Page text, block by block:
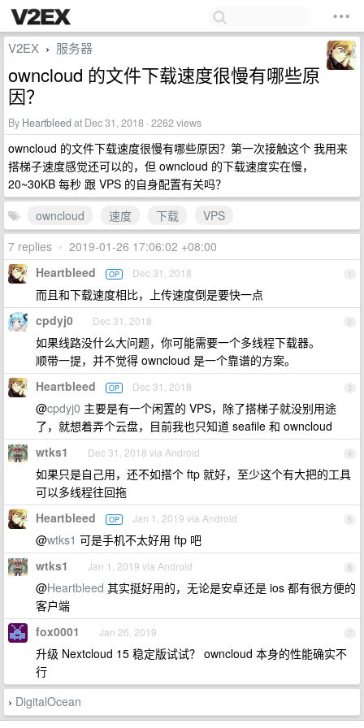
V2EX › 服务器
owncloud 的文件下载速度很慢有哪些原
因？
By Heartbleed at Dec 31, 2018 · 2262 views
owncloud 的文件下载速度很慢有哪些原因？第一次接触这个 我用来
搭梯子速度感觉还可以的，但 owncloud 的下载速度实在慢，
20~30KB 每秒 跟 VPS 的自身配置有关吗？
owncloud
速度 下载
VPS
7 replies • 2019-01-26 17:06:02 +08:00
1
Heartbleed OP Dec 31, 2018
而且和下载速度相比，上传速度倒是要快一点
2
cpdyj0 Dec 31, 2018
如果线路没什么大问题，你可能需要一个多线程下载器。
顺带一提，并不觉得 owncloud 是一个靠谱的方案。
3
Heartbleed OP Dec 31, 2018
@cpdyj0 主要是有一个闲置的 VPS，除了搭梯子就没别用途
了，就想着弄个云盘，目前我也只知道 seafile 和 owncloud
4
wtks1 Dec 31, 2018 via Android
如果只是自己用，还不如搭个 ftp 就好，至少这个有大把的工具
可以多线程往回拖
5
Heartbleed OP Jan 1, 2019 via Android
@wtks1 可是手机不太好用 ftp 吧
6
wtks1 Jan 1, 2019 via Android
@Heartbleed 其实挺好用的，无论是安卓还是 ios 都有很方便的
客户端
7
fox0001 Jan 26, 2019
升级 Nextcloud 15 稳定版试试？ owncloud 本身的性能确实不
行
› DigitalOcean